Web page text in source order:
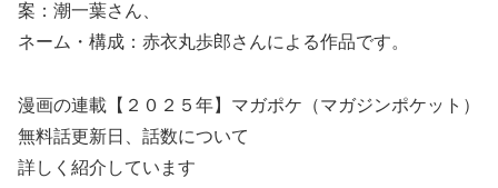
案：潮一葉さん、
ネーム・構成：赤衣丸歩郎さんによる作品です。
漫画の連載【２０２５年】マガポケ（マガジンポケット）
無料話更新日、話数について
詳しく紹介しています